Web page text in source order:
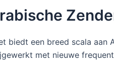
biedt een breed scala aan
met nieuwe